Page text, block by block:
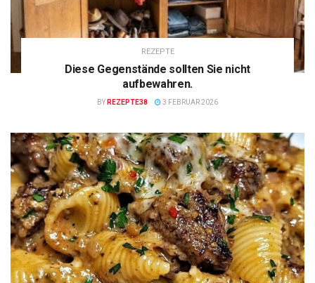
REZEPTE
Diese Gegenstände sollten Sie nicht
aufbewahren.
BY REZEPTE38 3 FEBRUAR 2026